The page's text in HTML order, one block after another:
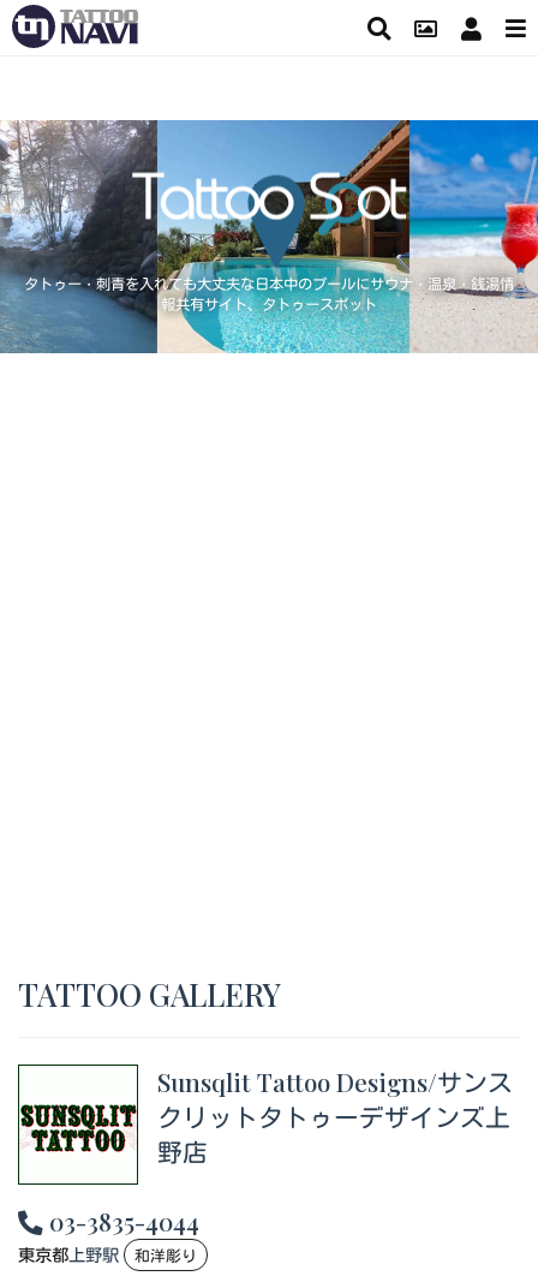
タトゥー・刺青を入れても大丈夫な日本中のプールにサウナ・温泉・銭湯情
報共有サイト、タトゥースポット
TATTOO GALLERY
Sunsqlit Tattoo Designs/サンス
クリットタトゥーデザインズ上
野店
03-3835-4044
東京都 上野駅 和洋彫り